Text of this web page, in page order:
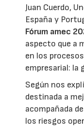
Juan Cuerdo,
España y
Fórum amec
aspecto que a
en los
empresarial: la
Según nos
destinada a
acompañada
los riesgos